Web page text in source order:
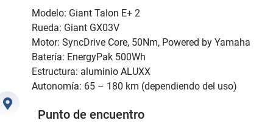
Modelo: Giant Talon E+ 2
Rueda: Giant GX03V
Motor: SyncDrive Core, 50Nm, Powered by Yamaha
Batería: EnergyPak 500Wh
Estructura: aluminio ALUXX
Autonomía: 65 – 180 km (dependiendo del uso)
Punto de encuentro